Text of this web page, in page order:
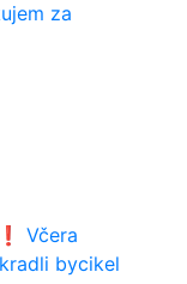
za
Včera
bycikel